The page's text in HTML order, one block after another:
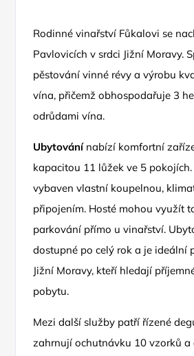
Rodinné vinařství Fůkalovi se
Pavlovicích v srdci Jižní Moravy.
pěstování vinné révy a výrobu
vína, přičemž obhospodařuje 3
odrůdami vína.
Ubytovánínabízí komfortní
kapacitou 11 lůžek ve 5
vybaven vlastní koupelnou,
připojením. Hosté mohou využít
parkování přímo u vinařství.
dostupné po celý rok a je ideální
Jižní Moravy, kteří hledají
pobytu.
Mezi další služby patří řízené
zahrnují ochutnávku 10 vzorků a